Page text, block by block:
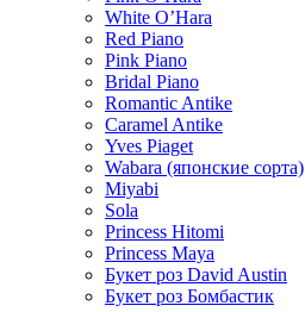
White O’Hara
Red Piano
Pink Piano
Bridal Piano
Romantic Antike
Caramel Antike
Yves Piaget
Wabara (японские сорта)
Miyabi
Sola
Princess Hitomi
Princess Maya
Букет роз David Austin
Букет роз Бомбастик